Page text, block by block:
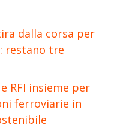
dalla corsa per
restano tre
RFI insieme per
ferroviarie in